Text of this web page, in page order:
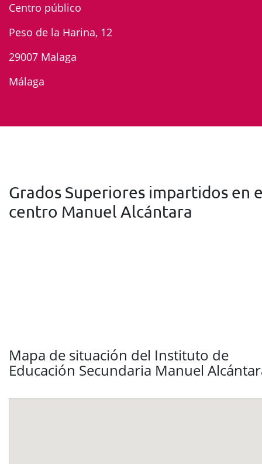
Centro público
Peso de la Harina, 12
29007 Malaga
Málaga
Grados Superiores impartidos en
centro Manuel Alcántara
Mapa de situación del Instituto de
Educación Secundaria Manuel